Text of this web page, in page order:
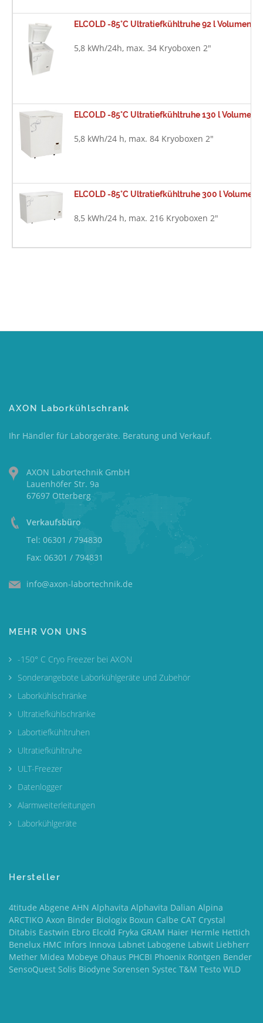
ELCOLD -85°C Ultratiefkühltruhe 92 l Volumen
5,8 kWh/24h, max. 34 Kryoboxen 2"
ELCOLD -85°C Ultratiefkühltruhe 130 l Volumen
5,8 kWh/24 h, max. 84 Kryoboxen 2"
ELCOLD -85°C Ultratiefkühltruhe 300 l Volumen
8,5 kWh/24 h, max. 216 Kryoboxen 2"
AXON Laborkühlschrank
Ihr Händler für Laborgeräte. Beratung und Verkauf.
AXON Labortechnik GmbH
Lauenhöfer Str. 9a
67697 Otterberg
Verkaufsbüro
Tel: 06301 / 794830
Fax: 06301 / 794831
info@axon-labortechnik.de
MEHR VON UNS
-150° C Cryo Freezer bei AXON
Sonderangebote Laborkühlgeräte und Zubehör
Laborkühlschränke
Ultratiefkühlschränke
Labortiefkühltruhen
Ultratiefkühltruhe
ULT-Freezer
Datenlogger
Alarmweiterleitungen
Laborkühlgeräte
Hersteller
4titude Abgene AHN Alphavita Alphavita Dalian Alpina
ARCTIKO Axon Binder Biologix Boxun Calbe CAT Crystal
Ditabis Eastwin Ebro Elcold Fryka GRAM Haier Hermle Hettich
Benelux HMC Infors Innova Labnet Labogene Labwit Liebherr
Mether Midea Mobeye Ohaus PHCBI Phoenix Röntgen Bender
SensoQuest Solis Biodyne Sorensen Systec T&M Testo WLD